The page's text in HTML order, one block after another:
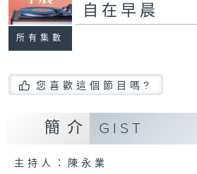
所有集數
自在早晨
您喜歡這個節目嗎?
簡介 GIST
主持人：陳永業